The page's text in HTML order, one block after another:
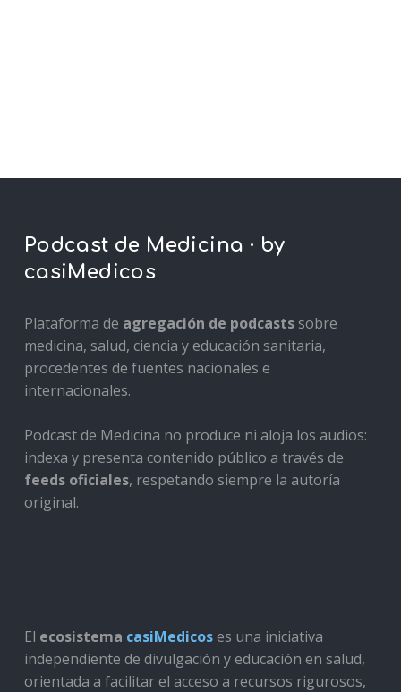
Podcast de Medicina · by
casiMedicos
Plataforma de agregación de podcastssobre
medicina, salud, ciencia y educación sanitaria,
procedentes de fuentes nacionales e
internacionales.
Podcast de Medicina no produce ni aloja los audios:
indexa y presenta contenido público a través de
feeds oficiales, respetando siempre la autoría
original.
El ecosistema casiMedicoses una iniciativa
independiente de divulgación y educación en salud,
orientada a facilitar el acceso a recursos rigurosos,